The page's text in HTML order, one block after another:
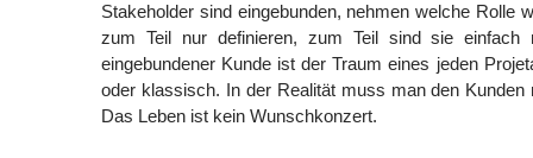
Stakeholder sind eingebunden, nehmen welche Rolle
zum Teil nur definieren, zum Teil sind sie einfach
eingebundener Kunde ist der Traum eines jeden
oder klassisch. In der Realität muss man den Kunden
Das Leben ist kein Wunschkonzert.